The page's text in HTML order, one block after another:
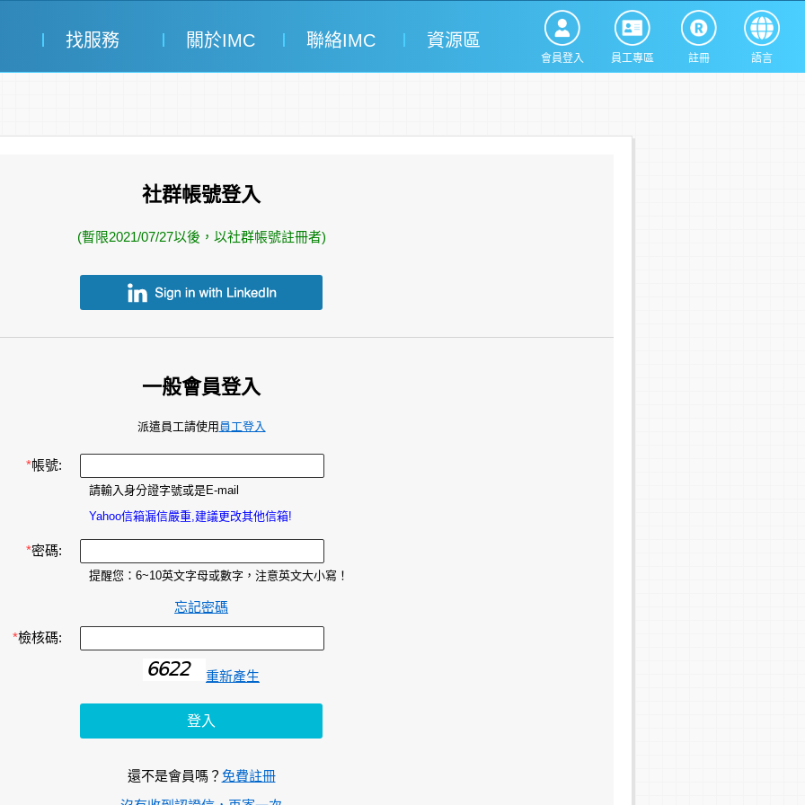
會員登入 員工專區 註冊 語言
找服務 關於IMC 聯絡IMC 資源區
社群帳號登入
(暫限2021/07/27以後，以社群帳號註冊者)
一般會員登入
派遣員工請使用 員工登入
*帳號:
請輸入身分證字號或是E-mail
Yahoo信箱漏信嚴重,建議更改其他信箱!
*密碼:
提醒您：6~10英文字母或數字，注意英文大小寫！
忘記密碼
*檢核碼:
重新產生
還不是會員嗎？ 免費註冊